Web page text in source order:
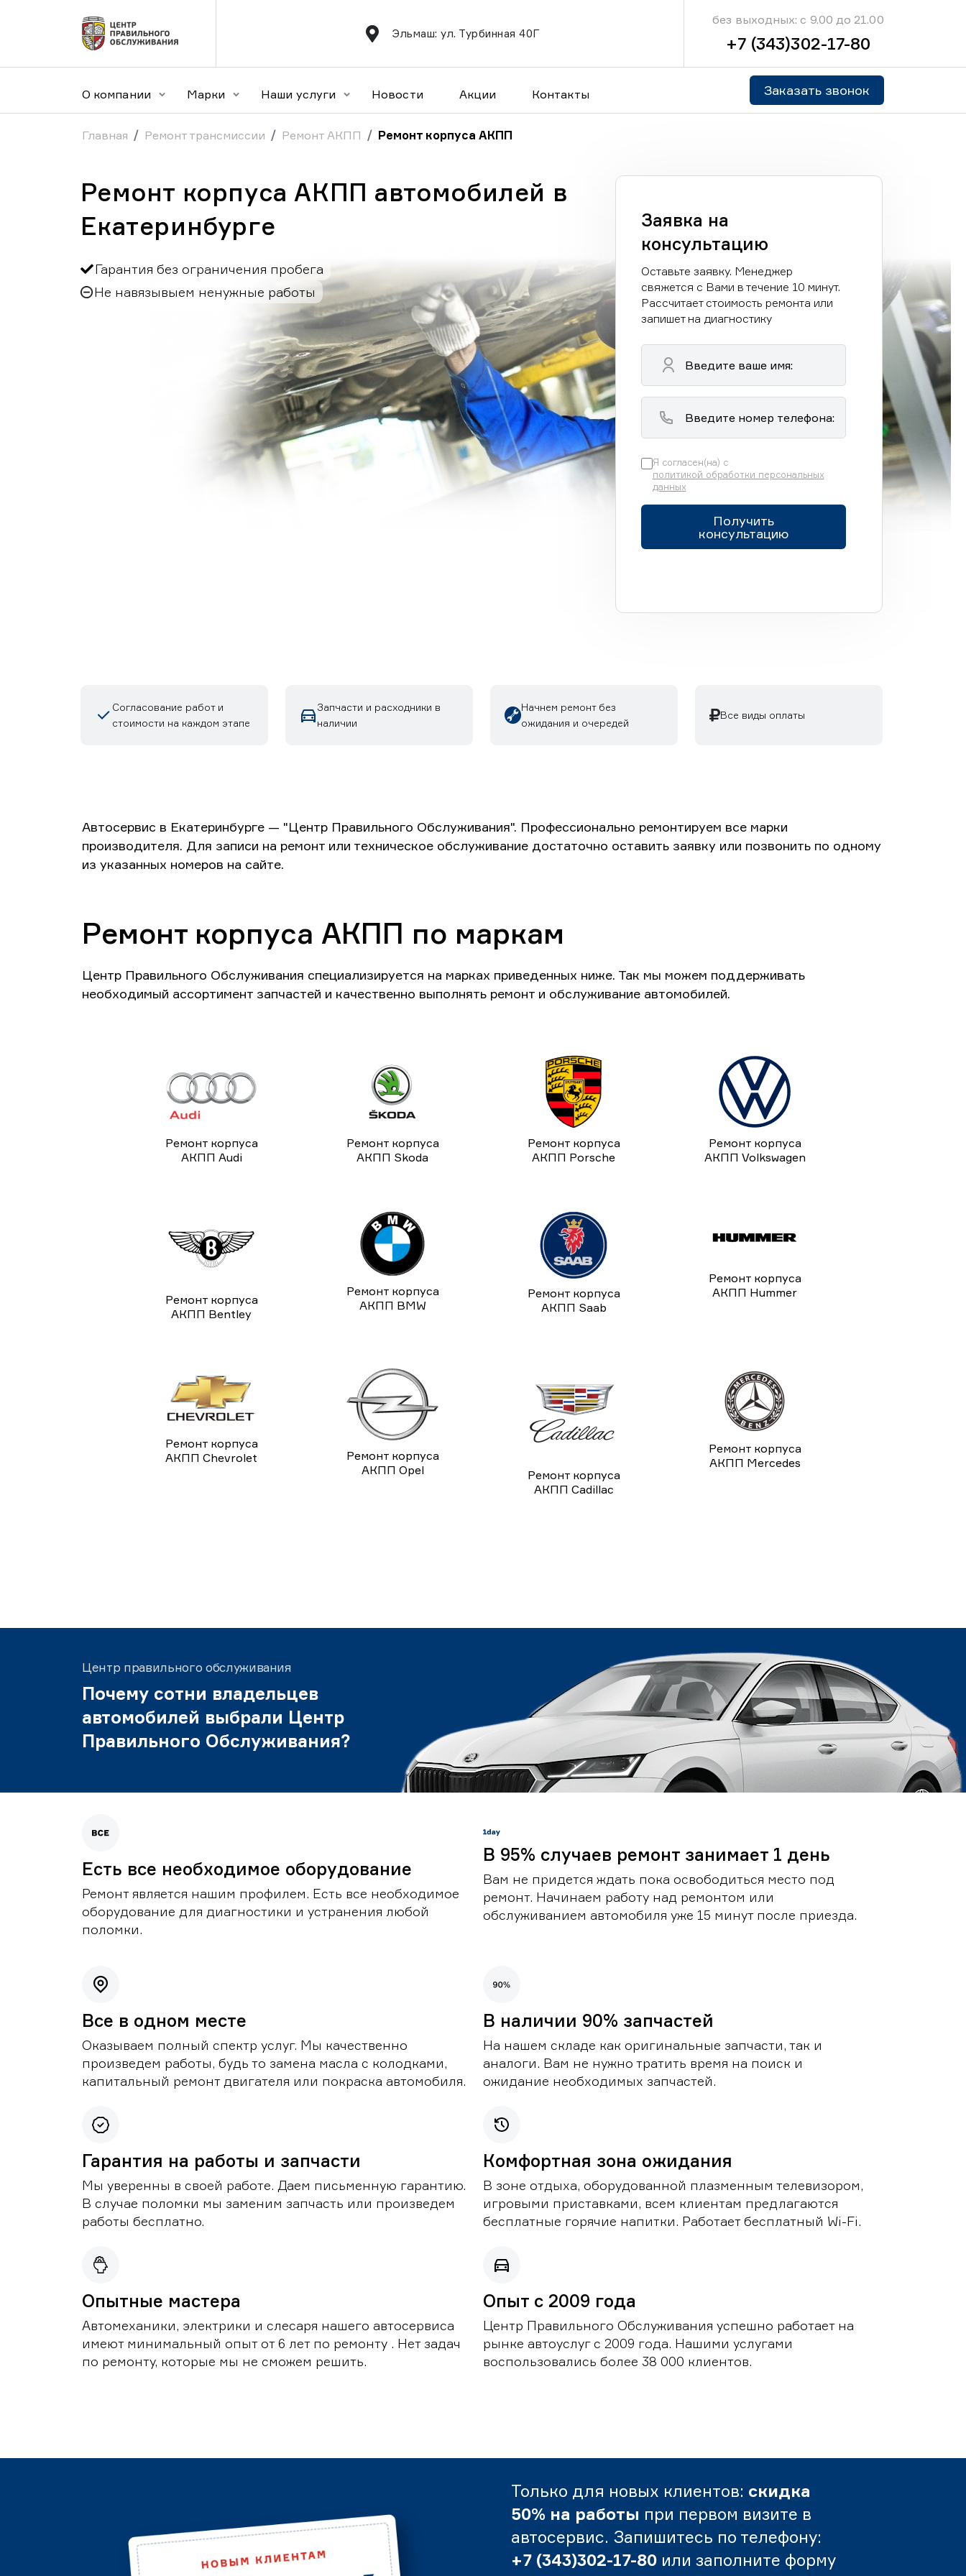
Эльмаш: ул. Турбинная 40Г
без выходных: с 9.00 до 21.00
+7 (343)302-17-80
О компании Марки Наши услуги Новости Акции Контакты Заказать звонок
Главная Ремонт трансмиссии Ремонт АКПП Ремонт корпуса АКПП
Ремонт корпуса АКПП автомобилей в
Екатеринбурге
Гарантия без ограничения пробега
Не навязывыем ненужные работы
Заявка на
консультацию
Оставьте заявку. Менеджер
свяжется с Вами в течение 10 минут.
Рассчитает стоимость ремонта или
запишет на диагностику
Я согласен(на) с
политикой обработки персональных
данных
Получить
консультацию
Согласование работ и
стоимости на каждом этапе
Запчасти и расходники в
наличии
Начнем ремонт без
ожидания и очередей
Все виды оплаты
Автосервис в Екатеринбурге — "Центр Правильного Обслуживания". Профессионально ремонтируем все марки
производителя. Для записи на ремонт или техническое обслуживание достаточно оставить заявку или позвонить по одному
из указанных номеров на сайте.
Ремонт корпуса АКПП по маркам
Центр Правильного Обслуживания специализируется на марках приведенных ниже. Так мы можем поддерживать
необходимый ассортимент запчастей и качественно выполнять ремонт и обслуживание автомобилей.
Ремонт корпуса
АКПП Audi
Ремонт корпуса
АКПП Skoda
Ремонт корпуса
АКПП Porsche
Ремонт корпуса
АКПП Volkswagen
Ремонт корпуса
АКПП Bentley
Ремонт корпуса
АКПП BMW
Ремонт корпуса
АКПП Saab
Ремонт корпуса
АКПП Hummer
Ремонт корпуса
АКПП Chevrolet
Ремонт корпуса
АКПП Opel
Ремонт корпуса
АКПП Cadillac
Ремонт корпуса
АКПП Mercedes
Центр правильного обслуживания
Почему сотни владельцев
автомобилей выбрали Центр
Правильного Обслуживания?
Есть все необходимое оборудование
Ремонт является нашим профилем. Есть все необходимое
оборудование для диагностики и устранения любой
поломки.
В 95% случаев ремонт занимает 1 день
Вам не придется ждать пока освободиться место под
ремонт. Начинаем работу над ремонтом или
обслуживанием автомобиля уже 15 минут после приезда.
Все в одном месте
Оказываем полный спектр услуг. Мы качественно
произведем работы, будь то замена масла с колодками,
капитальный ремонт двигателя или покраска автомобиля.
В наличии 90% запчастей
На нашем складе как оригинальные запчасти, так и
аналоги. Вам не нужно тратить время на поиск и
ожидание необходимых запчастей.
Гарантия на работы и запчасти
Мы уверенны в своей работе. Даем письменную гарантию.
В случае поломки мы заменим запчасть или произведем
работы бесплатно.
Комфортная зона ожидания
В зоне отдыха, оборудованной плазменным телевизором,
игровыми приставками, всем клиентам предлагаются
бесплатные горячие напитки. Работает бесплатный Wi-Fi.
Опытные мастера
Автомеханики, электрики и слесаря нашего автосервиса
имеют минимальный опыт от 6 лет по ремонту . Нет задач
по ремонту, которые мы не сможем решить.
Опыт с 2009 года
Центр Правильного Обслуживания успешно работает на
рынке автоуслуг с 2009 года. Нашими услугами
воспользовались более 38 000 клиентов.
Только для новых клиентов: скидка
50% на работы при первом визите в
автосервис. Запишитесь по телефону:
+7 (343)302-17-80 или заполните форму